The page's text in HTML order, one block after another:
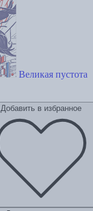
Великая пустота
Добавить в избранное